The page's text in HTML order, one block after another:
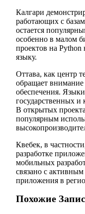
Калгари
работающих с
остается
особенно в малом
проектов на Python
языку.
Оттавa, как центр
обращает внимание
обеспечения.
государственных
В открытых
популярным
Квебек, в
разработке
мобильных
связано с
приложения в
Похожие